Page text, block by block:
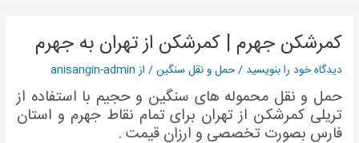
کمرشکن جهرم | کمرشکن از تهران به جهرم
دیدگاه‌ خود را بنویسید /حمل و نقل سنگین/ از anisangin-admin
حمل و نقل محموله های سنگین و حجیم با استفاده از
تریلی کمرشکن از تهران برای تمام نقاط جهرم و استان
فارس بصورت تخصصی و ارزان قیمت .